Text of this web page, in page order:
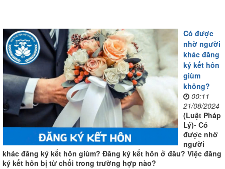
Có được
nhờ người
khác đăng
ký kết hôn
giùm
không?
00:11
21/08/2024
(Luật Pháp
Lý)- Có
được nhờ
người
khác đăng ký kết hôn giùm? Đăng ký kết hôn ở đâu? Việc đăng
ký kết hôn bị từ chối trong trường hợp nào?